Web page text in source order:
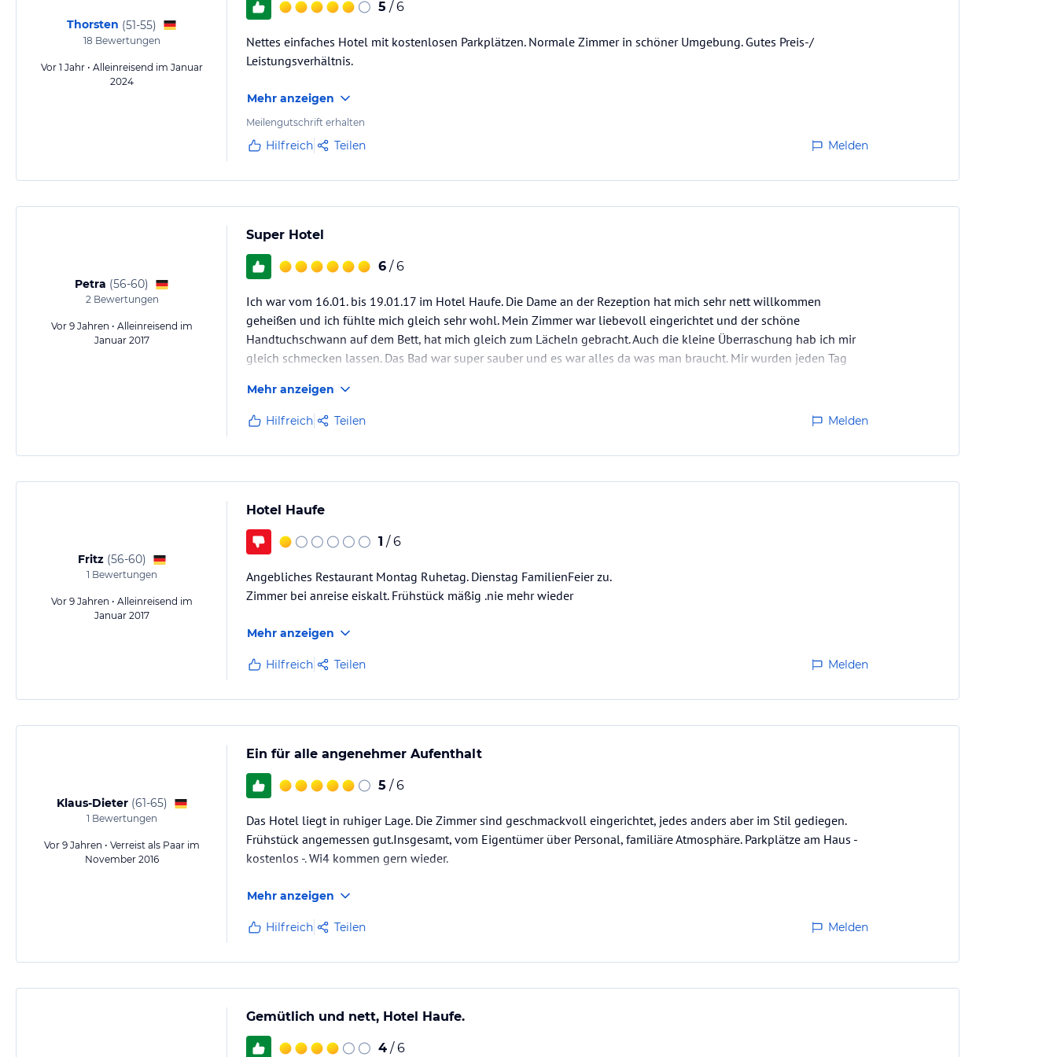
Thorsten (51-55)
18 Bewertungen
Vor 1 Jahr • Alleinreisend im Januar
2024
5 / 6
Nettes einfaches Hotel mit kostenlosen Parkplätzen. Normale Zimmer in schöner Umgebung. Gutes Preis-/
Leistungsverhältnis.
Mehr anzeigen
Meilengutschrift erhalten
Hilfreich Teilen Melden
Petra (56-60)
2Bewertungen
Vor 9 Jahren • Alleinreisend im
Januar 2017
Super Hotel
6 / 6
Ich war vom 16.01. bis 19.01.17 im Hotel Haufe. Die Dame an der Rezeption hat mich sehr nett willkommen
geheißen und ich fühlte mich gleich sehr wohl. Mein Zimmer war liebevoll eingerichtet und der schöne
Handtuchschwann auf dem Bett, hat mich gleich zum Lächeln gebracht. Auch die kleine Überraschung hab ich mir
gleich schmecken lassen. Das Bad war super sauber und es war alles da was man braucht. Mir wurden jeden Tag
Mehr anzeigen
Hilfreich Teilen Melden
Fritz (56-60)
1 Bewertungen
Vor 9 Jahren • Alleinreisend im
Januar 2017
Hotel Haufe
1 / 6
Angebliches Restaurant Montag Ruhetag. Dienstag FamilienFeier zu.
Zimmer bei anreise eiskalt. Frühstück mäßig .nie mehr wieder
Mehr anzeigen
Hilfreich Teilen Melden
Klaus-Dieter (61-65)
1 Bewertungen
Vor 9 Jahren • Verreist als Paar im
November 2016
Ein für alle angenehmer Aufenthalt
5 / 6
Das Hotel liegt in ruhiger Lage. Die Zimmer sind geschmackvoll eingerichtet, jedes anders aber im Stil gediegen.
Frühstück angemessen gut.Insgesamt, vom Eigentümer über Personal, familiäre Atmosphäre. Parkplätze am Haus -
kostenlos -. Wi4 kommen gern wieder.
Mehr anzeigen
Hilfreich Teilen Melden
Gemütlich und nett, Hotel Haufe.
4 / 6